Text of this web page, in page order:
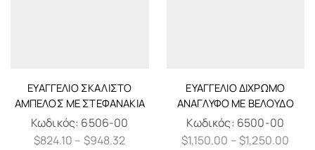
ΕΥΑΓΓΈΛΙΟ ΣΚΑΛΙΣΤΌ
ΆΜΠΕΛΟΣ ΜΕ ΣΤΕΦΑΝΆΚΙΑ
Κωδικός: 6506-00
$824.10 – $948.32
ΕΥΑΓΓΈΛΙΟ ΔΊΧΡΩΜΟ
ΑΝΆΓΛΥΦΟ ΜΕ ΒΕΛΟΎΔΟ
Κωδικός: 6500-00
$1,150.00 –$1,250.00